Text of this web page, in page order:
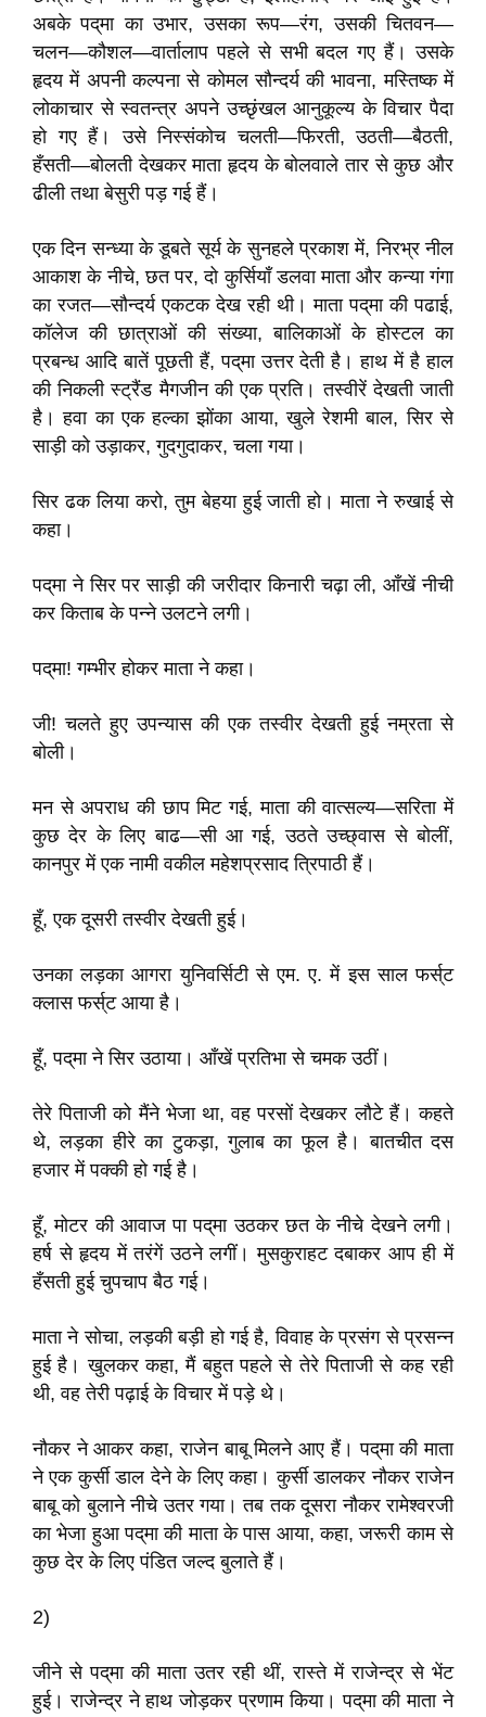
अबके पद्‌मा का उभार, उसका रूप—रंग, उसकी चितवन—
चलन—कौशल—वार्तालाप पहले से सभी बदल गए हैं। उसके
हृदय में अपनी कल्पना से कोमल सौन्दर्य की भावना, मस्तिष्क में
लोकाचार से स्वतन्त्र अपने उच्छृंखल आनुकूल्य के विचार पैदा
हो गए हैं। उसे निस्संकोच चलती—फिरती, उठती—बैठती,
हँसती—बोलती देखकर माता हृदय के बोलवाले तार से कुछ और
ढीली तथा बेसुरी पड़ गई हैं।
एक दिन सन्ध्या के डूबते सूर्य के सुनहले प्रकाश में, निरभ्र नील
आकाश के नीचे, छत पर, दो कुर्सियाँ डलवा माता और कन्या गंगा
का रजत—सौन्दर्य एकटक देख रही थी। माता पद्‌मा की पढाई,
कॉलेज की छात्राओं की संख्या, बालिकाओं के होस्टल का
प्रबन्ध आदि बातें पूछती हैं, पद्‌मा उत्तर देती है। हाथ में है हाल
की निकली स्ट्रैंड मैगजीन की एक प्रति। तस्वीरें देखती जाती
है। हवा का एक हल्का झोंका आया, खुले रेशमी बाल, सिर से
साड़ी को उड़ाकर, गुदगुदाकर, चला गया।
सिर ढक लिया करो, तुम बेहया हुई जाती हो। माता ने रुखाई से
कहा।
पद्‌मा ने सिर पर साड़ी की जरीदार किनारी चढ़ा ली, आँखें नीची
कर किताब के पन्ने उलटने लगी।
पद्‌मा! गम्भीर होकर माता ने कहा।
जी! चलते हुए उपन्यास की एक तस्वीर देखती हुई नम्रता से
बोली।
मन से अपराध की छाप मिट गई, माता की वात्सल्य—सरिता में
कुछ देर के लिए बाढ—सी आ गई, उठते उच्छ्‌वास से बोलीं,
कानपुर में एक नामी वकील महेशप्रसाद त्रिपाठी हैं।
हूँ, एक दूसरी तस्वीर देखती हुई।
उनका लड़का आगरा युनिवर्सिटी से एम. ए. में इस साल फर्स्‌ट
क्लास फर्स्‌ट आया है।
हूँ, पद्‌मा ने सिर उठाया। आँखें प्रतिभा से चमक उठीं।
तेरे पिताजी को मैंने भेजा था, वह परसों देखकर लौटे हैं। कहते
थे, लड़का हीरे का टुकड़ा, गुलाब का फूल है। बातचीत दस
हजार में पक्की हो गई है।
हूँ, मोटर की आवाज पा पद्‌मा उठकर छत के नीचे देखने लगी।
हर्ष से हृदय में तरंगें उठने लगीं। मुसकुराहट दबाकर आप ही में
हँसती हुई चुपचाप बैठ गई।
माता ने सोचा, लड़की बड़ी हो गई है, विवाह के प्रसंग से प्रसन्न
हुई है। खुलकर कहा, मैं बहुत पहले से तेरे पिताजी से कह रही
थी, वह तेरी पढ़ाई के विचार में पड़े थे।
नौकर ने आकर कहा, राजेन बाबू मिलने आए हैं। पद्‌मा की माता
ने एक कुर्सी डाल देने के लिए कहा। कुर्सी डालकर नौकर राजेन
बाबू को बुलाने नीचे उतर गया। तब तक दूसरा नौकर रामेश्वरजी
का भेजा हुआ पद्‌मा की माता के पास आया, कहा, जरूरी काम से
कुछ देर के लिए पंडित जल्द बुलाते हैं।
2)
जीने से पद्‌मा की माता उतर रही थीं, रास्ते में राजेन्द्र से भेंट
हुई। राजेन्द्र ने हाथ जोड़कर प्रणाम किया। पद्‌मा की माता ने